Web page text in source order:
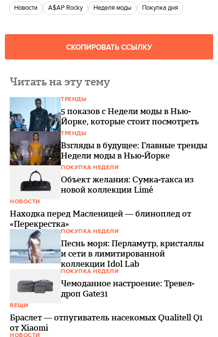
новости A$AP Rocky неделя моды Покупка дня
СКОПИРОВАТЬ ССЫЛКУ
Читать на эту тему
ТРЕНДЫ
5 показов с Недели моды в Нью-
Йорке, которые стоит посмотреть
ТРЕНДЫ
Взгляды в будущее: Главные тренды
Недели моды в Нью-Йорке
ПОКУПКА НЕДЕЛИ
Объект желания: Сумка-такса из
новой коллекции Limé
НОВОСТИ
Находка перед Масленицей — блиноплед от
«Перекрестка»
ПОКУПКА НЕДЕЛИ
Песнь моря: Перламутр, кристаллы
и сети в лимитированной
коллекции Idol Lab
ПОКУПКА НЕДЕЛИ
Чемоданное настроение: Тревел-
дроп Gate31
ВЕЩИ
Браслет — отпугиватель насекомых Qualitell Q1
от Xiaomi
НОВОСТИ